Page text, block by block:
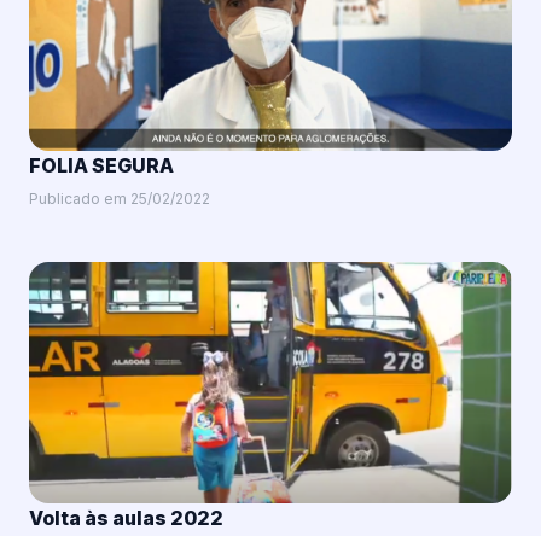
FOLIA SEGURA
Publicado em 25/02/2022
Volta às aulas 2022